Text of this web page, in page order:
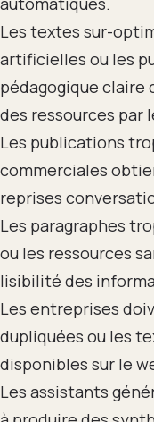
Les textes sur-
artificielles ou les
pédagogique claire
des ressources par
Les publications
commerciales
reprises
Les paragraphes
ou les ressources
lisibilité des
Les entreprises
dupliquées ou les
disponibles sur le
Les assistants